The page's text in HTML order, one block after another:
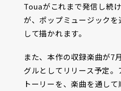
Touaがこれまで発信し続
が、ポップミュージック
して描かれます。
また、本作の収録楽曲が7
グルとしてリリース予定
トーリーを、楽曲を通し